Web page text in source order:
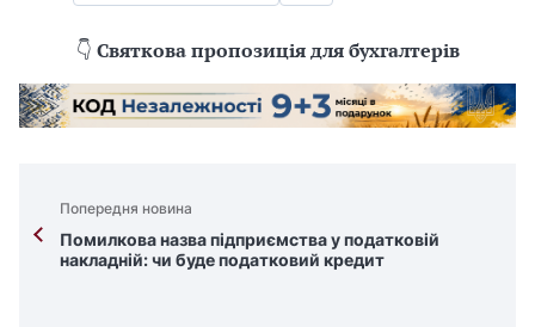
👇 Святкова пропозиція для бухгалтерів
Попередня новина
Помилкова назва підприємства у податковій
накладній: чи буде податковий кредит